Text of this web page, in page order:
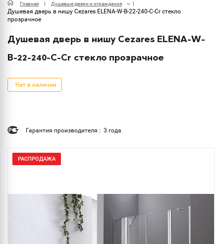
Главная Душевые двери и ограждения
Душевая дверь в нишу Cezares ELENA-W-B-22-240-C-Cr стекло
прозрачное
Душевая дверь в нишу Cezares ELENA-W-
B-22-240-C-Cr стекло прозрачное
Нет в наличии
Гарантия производителя : 3 года
РАСПРОДАЖА